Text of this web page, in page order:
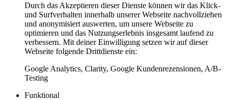
Durch das Akzeptieren dieser Dienste können wir das Klick-
und Surfverhalten innerhalb unserer Webseite nachvollziehen
und anonymisiert auswerten, um unsere Webseite zu
optimieren und das Nutzungserlebnis insgesamt laufend zu
verbessern. Mit deiner Einwilligung setzen wir auf dieser
Webseite folgende Drittdienste ein:
Google Analytics, Clarity, Google Kundenrezensionen, A/B-
Testing
Funktional